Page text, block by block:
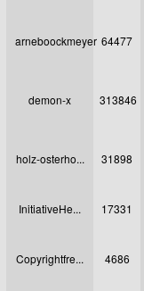
arneboockmeyer 64477
demon-x 313846
holz-osterho... 31898
InitiativeHe... 17331
Copyrightfre... 4686